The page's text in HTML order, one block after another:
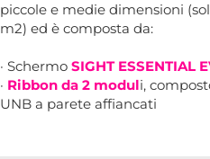
piccole e medie dimensioni
m2) ed è composta da:
· Schermo SIGHT ESSENTIAL
· Ribbon da 2 moduli,
UNB a parete affiancati